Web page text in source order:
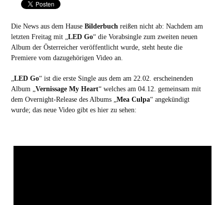
Die News aus dem Hause Bilderbuch reißen nicht ab: Nachdem am
letzten Freitag mit „ LED Go“ die Vorabsingle zum zweiten neuen
Album der Österreicher veröffentlicht wurde, steht heute die
Premiere vom dazugehörigen Video an.
LED Go“ ist die erste Single aus dem am 22.02. erscheinenden
Album „ Vernissage My Heart“ welches am 04.12. gemeinsam mit
dem Overnight-Release des Albums „ Mea Culpa“ angekündigt
wurde; das neue Video gibt es hier zu sehen: